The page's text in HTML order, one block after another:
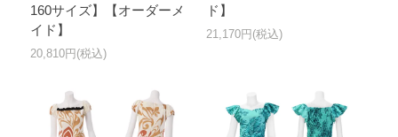
160サイズ】【オーダーメ
イド】
20,810円(税込)
ド】
21,170円(税込)